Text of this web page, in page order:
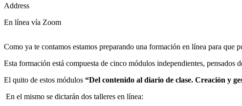
Address
En línea vía Zoom
Como ya te contamos estamos preparando una formación en línea para que
Esta formación está compuesta de cinco módulos independientes, pensados
El quito de estos módulos “Del contenido al diario de clase. Creación y
En el mismo se dictarán dos talleres en línea: